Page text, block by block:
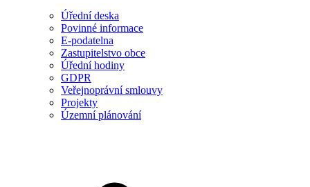
Úřední deska
Povinné informace
E-podatelna
Zastupitelstvo obce
Úřední hodiny
GDPR
Veřejnoprávní smlouvy
Projekty
Územní plánování